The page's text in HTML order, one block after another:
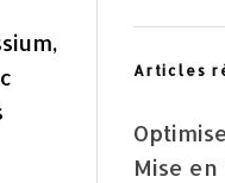
Articles
Mise